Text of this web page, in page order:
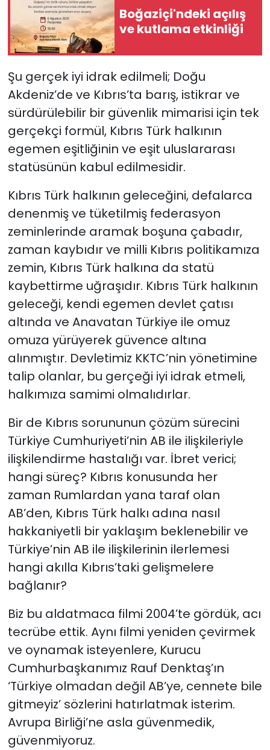
Boğaziçi'ndeki açılış
ve kutlama etkinliği
Şu gerçek iyi idrak edilmeli; Doğu
Akdeniz’de ve Kıbrıs’ta barış, istikrar ve
sürdürülebilir bir güvenlik mimarisi için tek
gerçekçi formül, Kıbrıs Türk halkının
egemen eşitliğinin ve eşit uluslararası
statüsünün kabul edilmesidir.
Kıbrıs Türk halkının geleceğini, defalarca
denenmiş ve tüketilmiş federasyon
zeminlerinde aramak boşuna çabadır,
zaman kaybıdır ve milli Kıbrıs politikamıza
zemin, Kıbrıs Türk halkına da statü
kaybettirme uğraşıdır. Kıbrıs Türk halkının
geleceği, kendi egemen devlet çatısı
altında ve Anavatan Türkiye ile omuz
omuza yürüyerek güvence altına
alınmıştır. Devletimiz KKTC’nin yönetimine
talip olanlar, bu gerçeği iyi idrak etmeli,
halkımıza samimi olmalıdırlar.
Bir de Kıbrıs sorununun çözüm sürecini
Türkiye Cumhuriyeti’nin AB ile ilişkileriyle
ilişkilendirme hastalığı var. İbret verici;
hangi süreç? Kıbrıs konusunda her
zaman Rumlardan yana taraf olan
AB’den, Kıbrıs Türk halkı adına nasıl
hakkaniyetli bir yaklaşım beklenebilir ve
Türkiye’nin AB ile ilişkilerinin ilerlemesi
hangi akılla Kıbrıs’taki gelişmelere
bağlanır?
Biz bu aldatmaca filmi 2004’te gördük, acı
tecrübe ettik. Aynı filmi yeniden çevirmek
ve oynamak isteyenlere, Kurucu
Cumhurbaşkanımız Rauf Denktaş’ın
‘Türkiye olmadan değil AB’ye, cennete bile
gitmeyiz’ sözlerini hatırlatmak isterim.
Avrupa Birliği’ne asla güvenmedik,
güvenmiyoruz.